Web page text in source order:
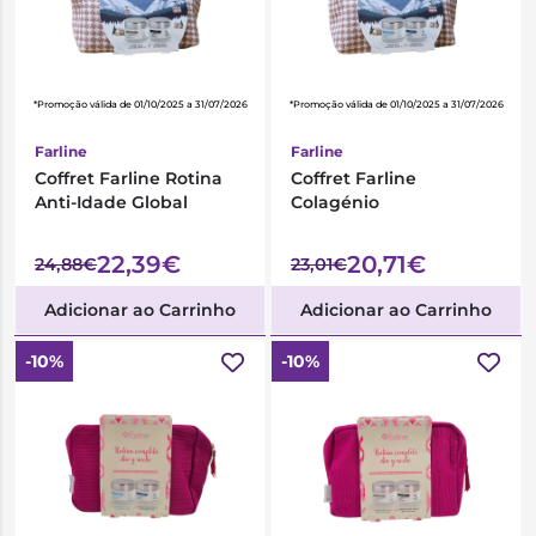
*Promoção válida de 01/10/2025 a 31/07/2026
Farline
Coffret Farline Rotina
Anti-Idade Global
24,88€22,39€
Adicionar ao Carrinho
*Promoção válida de 01/10/2025 a 31/07/2026
Farline
Coffret Farline
Colagénio
23,01€20,71€
Adicionar ao Carrinho
-10% -10%